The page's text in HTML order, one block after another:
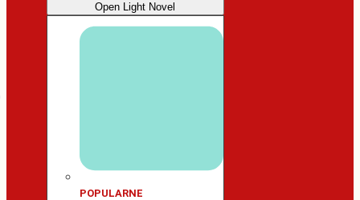
Open Light Novel
POPULARNE